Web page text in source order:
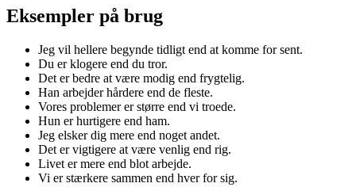
Eksempler på brug
Jeg vil hellere begynde tidligt end at komme for sent.
Du er klogere end du tror.
Det er bedre at være modig end frygtelig.
Han arbejder hårdere end de fleste.
Vores problemer er større end vi troede.
Hun er hurtigere end ham.
Jeg elsker dig mere end noget andet.
Det er vigtigere at være venlig end rig.
Livet er mere end blot arbejde.
Vi er stærkere sammen end hver for sig.